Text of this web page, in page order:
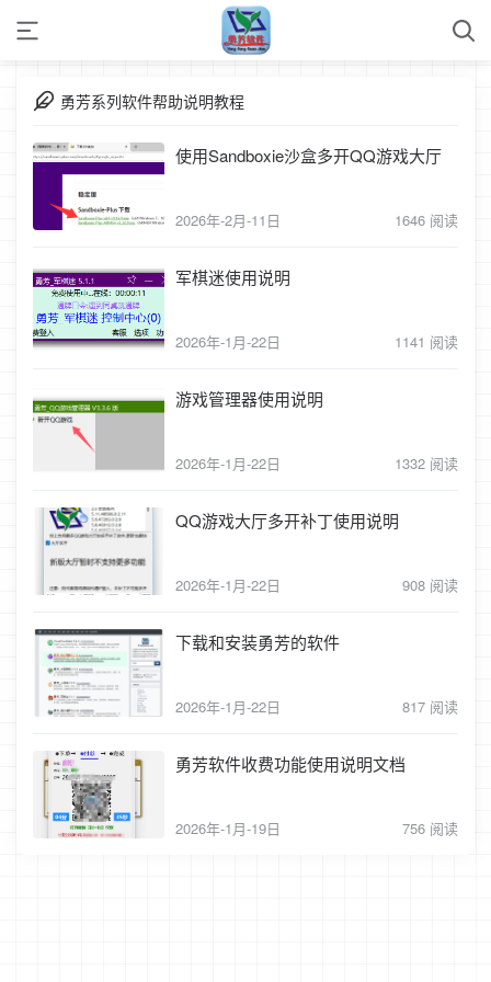
勇芳系列软件帮助说明教程
使用Sandboxie沙盒多开QQ游戏大厅
2026年-2月-11日 1646 阅读
军棋迷使用说明
2026年-1月-22日 1141 阅读
游戏管理器使用说明
2026年-1月-22日 1332 阅读
QQ游戏大厅多开补丁使用说明
2026年-1月-22日 908 阅读
下载和安装勇芳的软件
2026年-1月-22日 817 阅读
勇芳软件收费功能使用说明文档
2026年-1月-19日 756 阅读